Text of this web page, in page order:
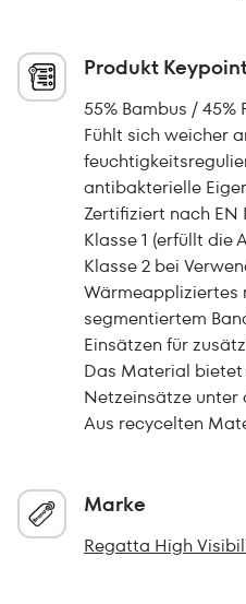
Produkt
55% Bambus / 45%
Fühlt sich weicher
antibakterielle
Zertifiziert nach EN
Klasse 1 (erfüllt die
Klasse 2 bei
Wärmeappliziertes
segmentiertem
Einsätzen für
Das Material bietet
Netzeinsätze unter
Aus recycelten
Marke
Regatta High